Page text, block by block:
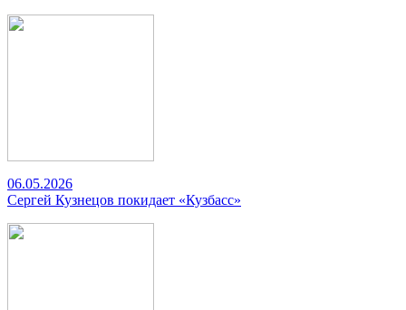
06.05.2026
Сергей Кузнецов покидает «Кузбасс»